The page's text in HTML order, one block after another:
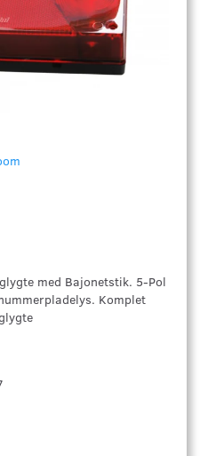
med Bajonetstik. 5-Pol
Komplet